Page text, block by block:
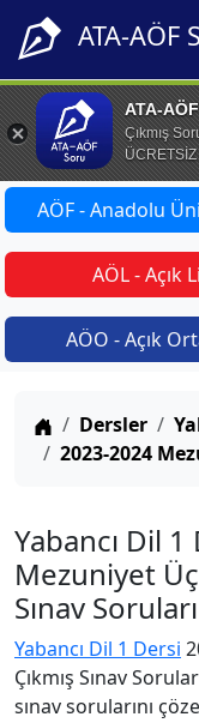
ATA-AÖF
ATA-
Çıkmış
AÖF - Anadolu
AÖL - Açık
AÖO - Açık
Anasayfa
Dersler
2023-2024
Yabancı Dil
Mezuniyet Üç
Sınav
Yabancı Dil 1 Dersi
Çıkmış Sınav
sınav sorularını